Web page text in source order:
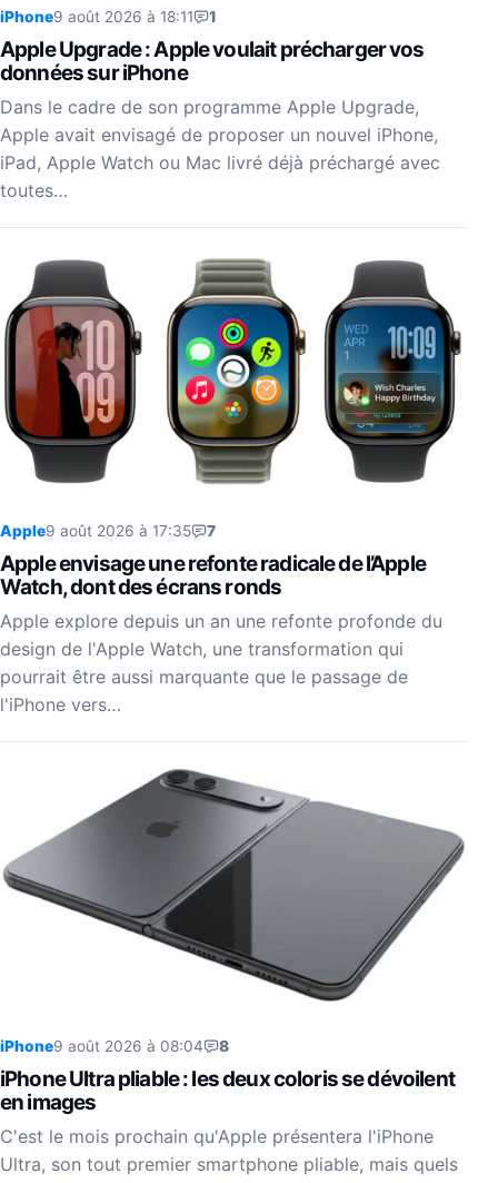
iPhone9 août 2026 à 18:11 1
Apple Upgrade : Apple voulait précharger vos
données sur iPhone
Dans le cadre de son programme Apple Upgrade,
Apple avait envisagé de proposer un nouvel iPhone,
iPad, Apple Watch ou Mac livré déjà préchargé avec
toutes…
Apple9 août 2026 à 17:35 7
Apple envisage une refonte radicale de l’Apple
Watch, dont des écrans ronds
Apple explore depuis un an une refonte profonde du
design de l'Apple Watch, une transformation qui
pourrait être aussi marquante que le passage de
l'iPhone vers…
iPhone9 août 2026 à 08:04 8
iPhone Ultra pliable : les deux coloris se dévoilent
en images
C'est le mois prochain qu'Apple présentera l'iPhone
Ultra, son tout premier smartphone pliable, mais quels